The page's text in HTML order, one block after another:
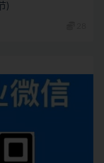
)